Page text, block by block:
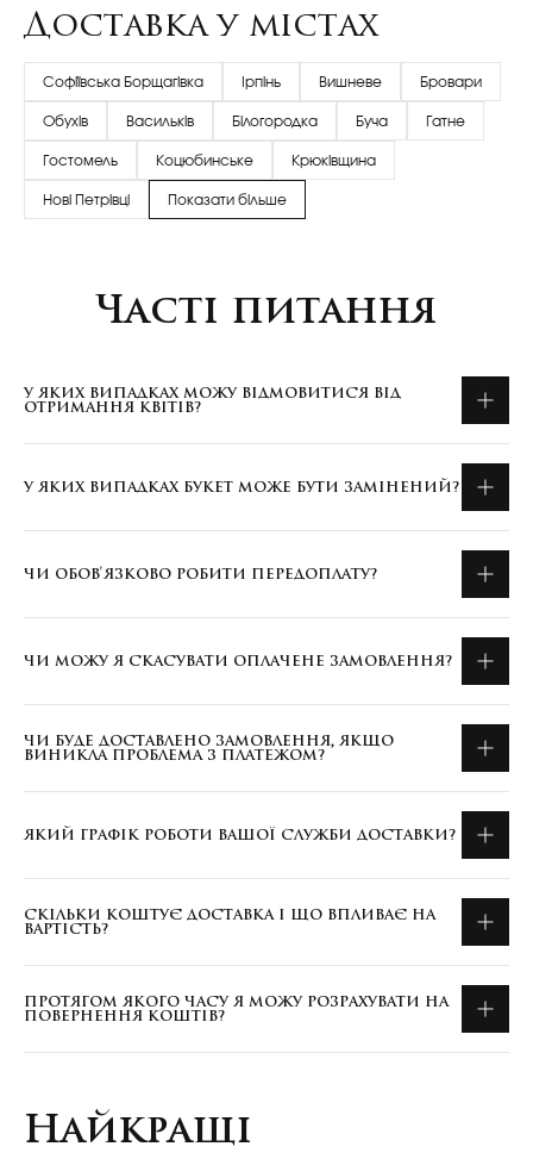
Доставка у містах
Софіївська Борщагівка Ірпінь Вишневе Бровари
Обухів Васильків Білогородка Буча Гатне
Гостомель Коцюбинське Крюківщина
Нові Петрівці Показати більше
Часті питання
У ЯКИХ ВИПАДКАХ МОЖУ ВІДМОВИТИСЯ ВІД
ОТРИМАННЯ КВІТІВ?
У ЯКИХ ВИПАДКАХ БУКЕТ МОЖЕ БУТИ ЗАМІНЕНИЙ?
ЧИ ОБОВ'ЯЗКОВО РОБИТИ ПЕРЕДОПЛАТУ?
ЧИ МОЖУ Я СКАСУВАТИ ОПЛАЧЕНЕ ЗАМОВЛЕННЯ?
ЧИ БУДЕ ДОСТАВЛЕНО ЗАМОВЛЕННЯ, ЯКЩО
ВИНИКЛА ПРОБЛЕМА З ПЛАТЕЖОМ?
ЯКИЙ ГРАФІК РОБОТИ ВАШОЇ СЛУЖБИ ДОСТАВКИ?
СКІЛЬКИ КОШТУЄ ДОСТАВКА І ЩО ВПЛИВАЄ НА
ВАРТІСТЬ?
ПРОТЯГОМ ЯКОГО ЧАСУ Я МОЖУ РОЗРАХУВАТИ НА
ПОВЕРНЕННЯ КОШТІВ?
Найкращі